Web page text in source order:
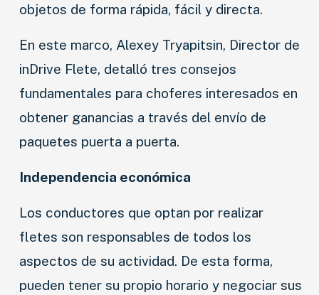
objetos de forma rápida, fácil y directa.
En este marco, Alexey Tryapitsin, Director de
inDrive Flete, detalló tres consejos
fundamentales para choferes interesados en
obtener ganancias a través del envío de
paquetes puerta a puerta.
Independencia económica
Los conductores que optan por realizar
fletes son responsables de todos los
aspectos de su actividad. De esta forma,
pueden tener su propio horario y negociar sus